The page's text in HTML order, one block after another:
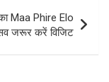
Maa Phire Elo
जरूर करें विजिट